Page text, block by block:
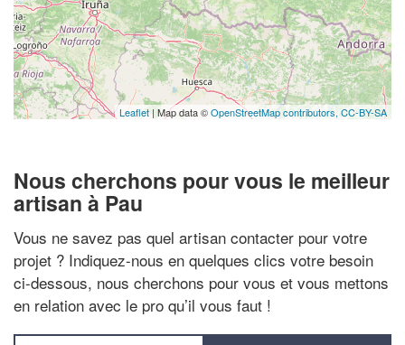
Leaflet | Map data ©OpenStreetMap contributors, CC-BY-SA
Nous cherchons pour vous le meilleur
artisan à Pau
Vous ne savez pas quel artisan contacter pour votre
projet ? Indiquez-nous en quelques clics votre besoin
ci-dessous, nous cherchons pour vous et vous mettons
en relation avec le pro qu’il vous faut !